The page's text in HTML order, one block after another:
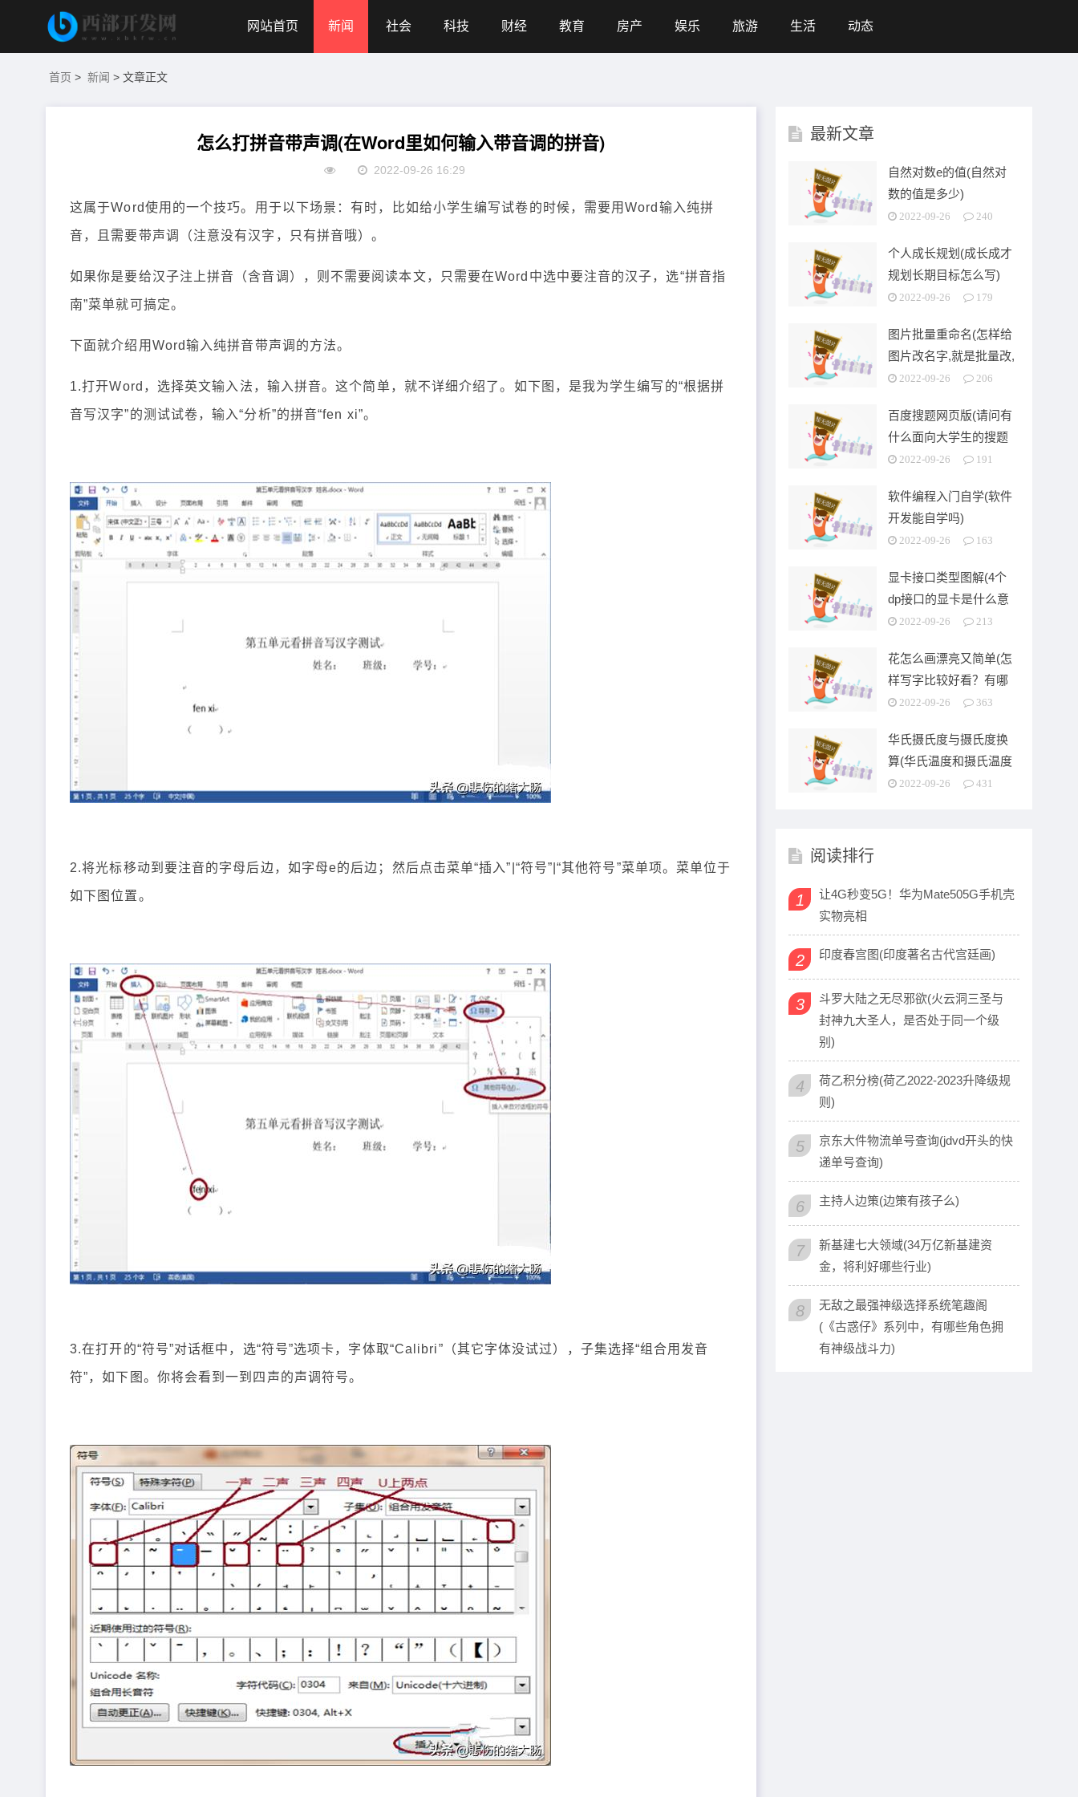
网站首页 新闻 社会 科技 财经 教育 房产 娱乐 旅游 生活 动态
首页 > 新闻 > 文章正文
怎么打拼音带声调(在Word里如何输入带音调的拼音)
2022-09-26 16:29
这属于Word使用的一个技巧。用于以下场景：有时，比如给小学生编写试卷的时候，需要用Word输入纯拼
音，且需要带声调（注意没有汉字，只有拼音哦）。
如果你是要给汉子注上拼音（含音调），则不需要阅读本文，只需要在Word中选中要注音的汉子，选“拼音指
南”菜单就可搞定。
下面就介绍用Word输入纯拼音带声调的方法。
1.打开Word，选择英文输入法，输入拼音。这个简单，就不详细介绍了。如下图，是我为学生编写的“根据拼
音写汉字”的测试试卷，输入“分析”的拼音“fen xi”。
2.将光标移动到要注音的字母后边，如字母e的后边；然后点击菜单“插入”|“符号”|“其他符号”菜单项。菜单位于
如下图位置。
3.在打开的“符号”对话框中，选“符号”选项卡，字体取“Calibri”（其它字体没试过），子集选择“组合用发音
符”，如下图。你将会看到一到四声的声调符号。
最新文章
自然对数e的值(自然对
数的值是多少)
2022-09-26 240
个人成长规划(成长成才
规划长期目标怎么写)
2022-09-26 179
图片批量重命名(怎样给
图片改名字,就是批量改,
可以按顺序排列的)
2022-09-26 206
百度搜题网页版(请问有
什么面向大学生的搜题
app)
2022-09-26 191
软件编程入门自学(软件
开发能自学吗)
2022-09-26 163
显卡接口类型图解(4个
dp接口的显卡是什么意
思)2022-09-26 213
花怎么画漂亮又简单(怎
样写字比较好看？有哪
些技巧)
2022-09-26 363
华氏摄氏度与摄氏度换
算(华氏温度和摄氏温度
之间是怎么换算的啊)
2022-09-26 431
阅读排行
1
让4G秒变5G！华为Mate505G手机壳
实物亮相
2 印度春宫图(印度著名古代宫廷画)
3
斗罗大陆之无尽邪欲(火云洞三圣与
封神九大圣人，是否处于同一个级
别)
4
荷乙积分榜(荷乙2022-2023升降级规
则)
5
京东大件物流单号查询(jdvd开头的快
递单号查询)
6 主持人边策(边策有孩子么)
7
新基建七大领域(34万亿新基建资
金，将利好哪些行业)
8
无敌之最强神级选择系统笔趣阁
(《古惑仔》系列中，有哪些角色拥
有神级战斗力)